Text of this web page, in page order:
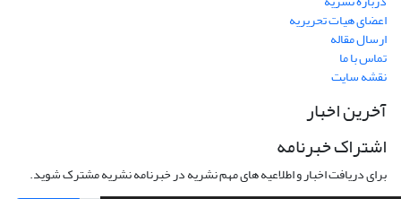
اعضای هیات تحریریه
ارسال مقاله
تماس با ما
نقشه سایت
آخرین اخبار
اشتراک خبرنامه
برای دریافت اخبار و اطلاعیه های مهم نشریه در خبرنامه نشریه مشترک شوید.